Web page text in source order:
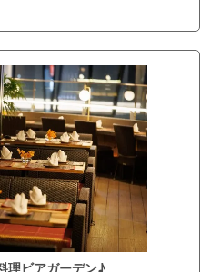
理ビアガーデン♪